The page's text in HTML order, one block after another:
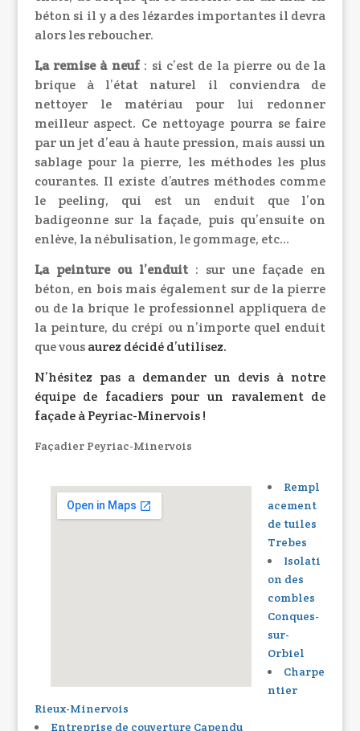
béton si il y a des lézardes importantes il devra
alors les reboucher.
La remise à neuf: si c’est de la pierre ou de la
brique à l’état naturel il conviendra de
nettoyer le matériau pour lui redonner
meilleur aspect. Ce nettoyage pourra se faire
par un jet d’eau à haute pression, mais aussi un
sablage pour la pierre, les méthodes les plus
courantes. Il existe d’autres méthodes comme
le peeling, qui est un enduit que l’on
badigeonne sur la façade, puis qu’ensuite on
enlève, la nébulisation, le gommage, etc…
La peinture ou l’enduit : sur une façade en
béton, en bois mais également sur de la pierre
ou de la brique le professionnel appliquera de
la peinture, du crépi ou n’importe quel enduit
que vousaurez décidé d’utilisez.
N’hésitez pas a demander un devis à notre
équipe de facadiers pour un ravalement de
façade à Peyriac-Minervois!
Façadier Peyriac-Minervois
Rempl
acement
de tuiles
Trebes
Isolati
on des
combles
Conques-
sur-
Orbiel
Charpe
ntier
Rieux-Minervois
Entreprise de couverture Capendu